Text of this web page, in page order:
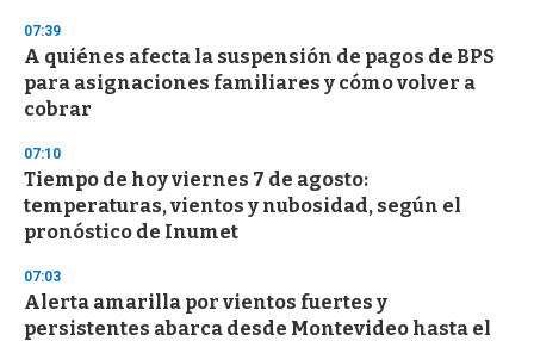
d
s
07:39
A quiénes afecta la suspensión de pagos de BPS
para asignaciones familiares y cómo volver a
cobrar
07:10
Tiempo de hoy viernes 7 de agosto:
temperaturas, vientos y nubosidad, según el
pronóstico de Inumet
07:03
Alerta amarilla por vientos fuertes y
persistentes abarca desde Montevideo hasta el